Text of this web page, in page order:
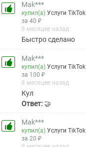
Mak***
купил(а)Услуги TikTok
за 40 ₽
8 месяцев назад
Быстро сделано
Mak***
купил(а)Услуги TikTok
за 100 ₽
8 месяцев назад
Кул
Ответ: 🤝
Mak***
купил(а)Услуги TikTok
за 20 ₽